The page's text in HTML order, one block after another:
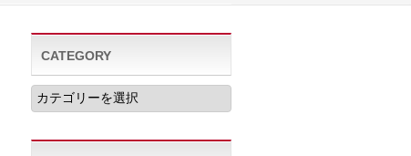
CATEGORY
CATEGORY